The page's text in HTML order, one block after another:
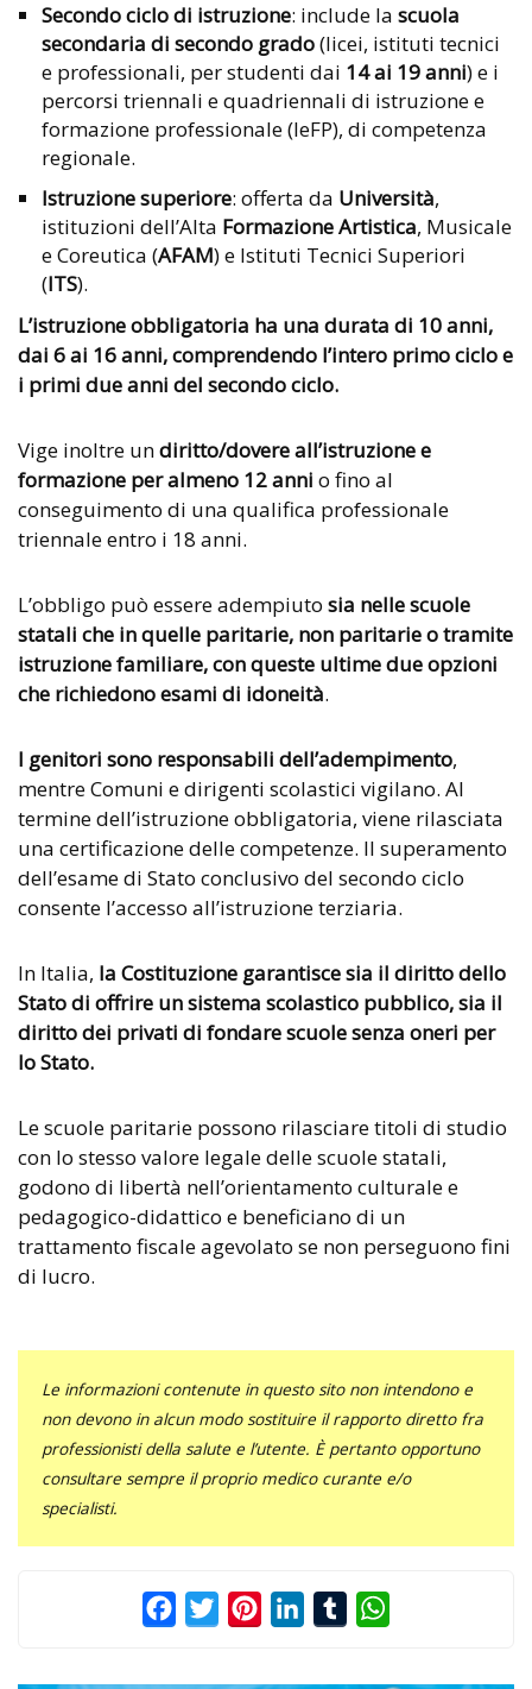
Secondo ciclo di istruzione: include la scuola
secondaria di secondo grado(licei, istituti tecnici
e professionali, per studenti dai 14 ai 19 anni) e i
percorsi triennali e quadriennali di istruzione e
formazione professionale (IeFP), di competenza
regionale.
Istruzione superiore: offerta da Università,
istituzioni dell’Alta Formazione Artistica, Musicale
e Coreutica (AFAM) e Istituti Tecnici Superiori
(ITS).
L’istruzione obbligatoria ha una durata di 10 anni,
dai 6 ai 16 anni, comprendendo l’intero primo ciclo e
i primi due anni del secondo ciclo.
Vige inoltre undiritto/dovere all’istruzione e
formazione per almeno 12 anni o fino al
conseguimento di una qualifica professionale
triennale entro i 18 anni.
L’obbligo può essere adempiuto sia nelle scuole
statali che in quelle paritarie, non paritarie o tramite
istruzione familiare, con queste ultime due opzioni
che richiedono esami di idoneità.
I genitori sono responsabili dell’adempimento,
mentre Comuni e dirigenti scolastici vigilano. Al
termine dell’istruzione obbligatoria, viene rilasciata
una certificazione delle competenze. Il superamento
dell’esame di Stato conclusivo del secondo ciclo
consente l’accesso all’istruzione terziaria.
In Italia, la Costituzione garantisce sia il diritto dello
Stato di offrire un sistema scolastico pubblico, sia il
diritto dei privati di fondare scuole senza oneri per
lo Stato.
Le scuole paritarie possono rilasciare titoli di studio
con lo stesso valore legale delle scuole statali,
godono di libertà nell’orientamento culturale e
pedagogico-didattico e beneficiano di un
trattamento fiscale agevolato se non perseguono fini
di lucro.
Le informazioni contenute in questo sito non intendono e
non devono in alcun modo sostituire il rapporto diretto fra
professionisti della salute e l’utente. È pertanto opportuno
consultare sempre il proprio medico curante e/o
specialisti.
FacebookTwitterPinterestLinkedInTumblr